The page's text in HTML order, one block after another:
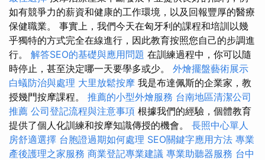
如有競爭力的薪資和健康的工作環境，以及回報豐厚的醫療
保健職業。 事實上，我們今天在匈牙利的課程和培訓以幾
乎獨特的方式完全在線進行，因此教育按照您自己的步調進
行。 解答SEO的基礎與應用問題 在訓練過程中，你可以隨
時停止，甚至決定哪一天要學多或少。 外燴擺盤藝術展示
白蟻防治與處理 大里放鬆按摩 我是布達佩斯的企業家，教
授幾門按摩課程。 推薦的小型外燴服務 台南地區清潔公司
推薦 公司登記流程與注意事項 根據我們的經驗，個體教育
提供了個人化訓練和按摩知識傳授的機會。 長照中心單人
房舒適選擇 台胞證過期如何處理 SEO關鍵字應用方法 專業
產後護理之家服務 商業登記專業建議 專業助聽器服務 台中